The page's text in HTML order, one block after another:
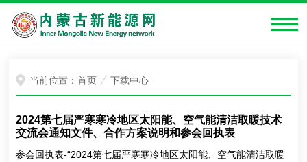
当前位置：首页 下载中心
2024第七届严寒寒冷地区太阳能、空气能清洁取暖技术
交流会通知文件、合作方案说明和参会回执表
参会回执表-“2024第七届严寒寒冷地区太阳能、空气能清洁取暖